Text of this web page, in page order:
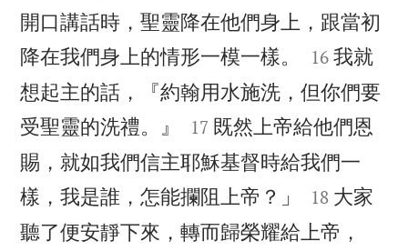
開口講話時，聖靈降在他們身上，跟當初
降在我們身上的情形一模一樣。


16 我就
想起主的話，『約翰用水施洗，但你們要
受聖靈的洗禮。』


17 既然上帝給他們恩
賜，就如我們信主耶穌基督時給我們一
樣，我是誰，怎能攔阻上帝？」


18 大家
聽了便安靜下來，轉而歸榮耀給上帝，